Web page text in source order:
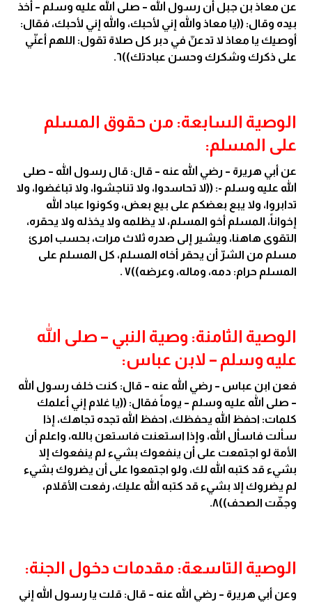
عن معاذ بن جبل أن رسول الله – صلى الله عليه وسلم – أخذ
بيده وقال: ((يا معاذ والله إني لأحبك، والله إني لأحبك، فقال:
أوصيك يا معاذ لا تدعنّ في دبر كل صلاة تقول: اللهم أعنّي
على ذكرك وشكرك وحسن عبادتك))٦.
الوصية السابعة: من حقوق المسلم
على المسلم:
عن أبي هريرة – رضي الله عنه – قال: قال رسول الله – صلى
الله عليه وسلم -: ((لا تحاسدوا، ولا تناجشوا، ولا تباغضوا، ولا
تدابروا، ولا يبع بعضكم على بيع بعض، وكونوا عباد الله
إخواناً، المسلم أخو المسلم، لا يظلمه ولا يخذله ولا يحقره،
التقوى هاهنا، ويشير إلى صدره ثلاث مرات، بحسب امرئ
مسلم من الشرّ أن يحقر أخاه المسلم، كل المسلم على
المسلم حرام: دمه، وماله، وعرضه))٧ .
الوصية الثامنة: وصية النبي – صلى الله
عليه وسلم – لابن عباس:
فعن ابن عباس – رضي الله عنه – قال: كنت خلف رسول الله
– صلى الله عليه وسلم – يوماً فقال: ((يا غلام إني أعلمك
كلمات: احفظ الله يحفظك، احفظ الله تجده تجاهك، إذا
سألت فاسأل الله، وإذا استعنت فاستعن بالله، واعلم أن
الأمة لو اجتمعت على أن ينفعوك بشيء لم ينفعوك إلا
بشيء قد كتبه الله لك، ولو اجتمعوا على أن يضروك بشيء
لم يضروك إلا بشيء قد كتبه الله عليك، رفعت الأقلام،
وجفّت الصحف))٨.
الوصية التاسعة: مقدمات دخول الجنة:
وعن أبي هريرة – رضي الله عنه – قال: قلت يا رسول الله إني